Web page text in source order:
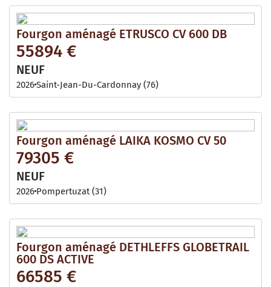
Fourgon aménagé ETRUSCO CV 600 DB
55894 €
NEUF
2026Saint-Jean-Du-Cardonnay (76)
Fourgon aménagé LAIKA KOSMO CV 50
79305 €
NEUF
2026 Pompertuzat (31)
Fourgon aménagé DETHLEFFS GLOBETRAIL
600 DS ACTIVE
66585 €